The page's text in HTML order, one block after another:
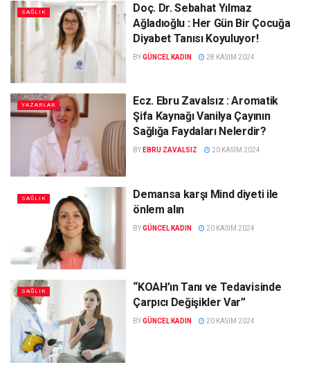
SAĞLIK
Doç. Dr. Sebahat Yılmaz
Ağladıoğlu : Her Gün Bir Çocuğa
Diyabet Tanısı Koyuluyor!
BYGÜNCEL KADIN 28 KASIM 2024
YAZARLAR
Ecz. Ebru Zavalsız : Aromatik
Şifa Kaynağı Vanilya Çayının
Sağlığa Faydaları Nelerdir?
BY EBRU ZAVALSIZ 20 KASIM 2024
SAĞLIK
Demansa karşı Mind diyeti ile
önlem alın
BYGÜNCEL KADIN 20 KASIM 2024
SAĞLIK
“KOAH’ın Tanı ve Tedavisinde
Çarpıcı Değişikler Var”
BYGÜNCEL KADIN 20 KASIM 2024